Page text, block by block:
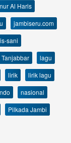
Al Haris
jambiseru.com
sani
Tanjabbar
lagu
lirik
lirik lagu
nasional
Pilkada Jambi